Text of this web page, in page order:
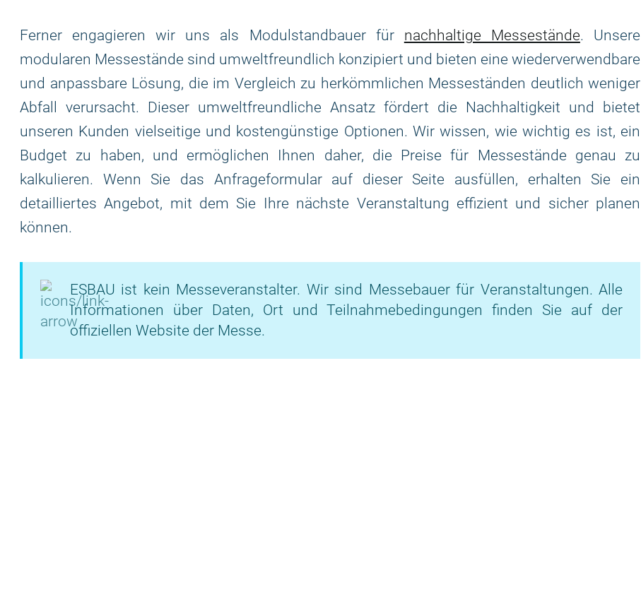
Ferner engagieren wir uns als Modulstandbauer für nachhaltige Messestände. Unsere
modularen Messestände sind umweltfreundlich konzipiert und bieten eine wiederverwendbare
und anpassbare Lösung, die im Vergleich zu herkömmlichen Messeständen deutlich weniger
Abfall verursacht. Dieser umweltfreundliche Ansatz fördert die Nachhaltigkeit und bietet
unseren Kunden vielseitige und kostengünstige Optionen. Wir wissen, wie wichtig es ist, ein
Budget zu haben, und ermöglichen Ihnen daher, die Preise für Messestände genau zu
kalkulieren. Wenn Sie das Anfrageformular auf dieser Seite ausfüllen, erhalten Sie ein
detailliertes Angebot, mit dem Sie Ihre nächste Veranstaltung effizient und sicher planen
können.
ESBAU ist kein Messeveranstalter. Wir sind Messebauer für Veranstaltungen. Alle
Informationen über Daten, Ort und Teilnahmebedingungen finden Sie auf der
offiziellen Website der Messe.